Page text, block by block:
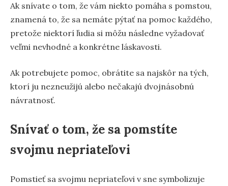
Ak snívate o tom, že vám niekto pomáha s pomstou,
znamená to, že sa nemáte pýtať na pomoc každého,
pretože niektorí ľudia si môžu následne vyžadovať
veľmi nevhodné a konkrétne láskavosti.
Ak potrebujete pomoc, obrátite sa najskôr na tých,
ktorí ju nezneužijú alebo nečakajú dvojnásobnú
návratnosť.
Snívať o tom, že sa pomstíte
svojmu nepriateľovi
Pomstieť sa svojmu nepriateľovi v sne symbolizuje